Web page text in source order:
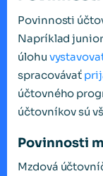
Povinnosti
Napríklad
úlohu
spracovávať
účtovného
účtovníkov sú
Povinnosti
Mzdová